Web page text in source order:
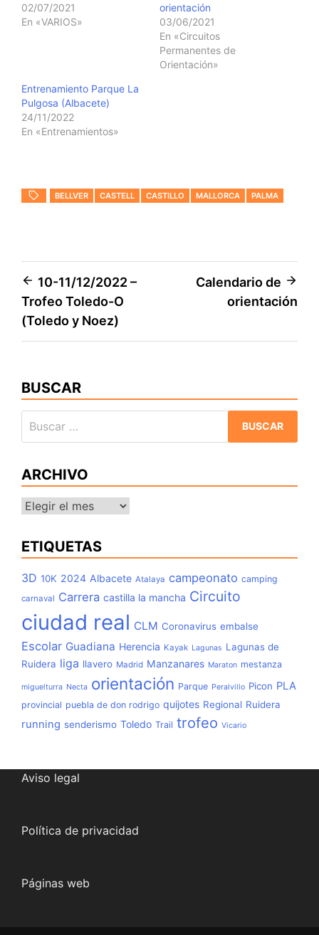
02/07/2021
En «VARIOS»
orientación
03/06/2021
En «Circuitos
Permanentes de
Orientación»
Entrenamiento Parque La
Pulgosa (Albacete)
24/11/2022
En «Entrenamientos»
BELLVER CASTELL CASTILLO MALLORCA PALMA
Navegación
de
entradas
10-11/12/2022 –
Trofeo Toledo-O
(Toledo y Noez)
Calendario de
orientación
BUSCAR
ARCHIVO
Archivo
ETIQUETAS
3D 10K 2024 Albacete Atalaya campeonato camping
carnaval Carrera castilla la mancha Circuito
ciudad real CLM Coronavirus embalse
Escolar Guadiana Herencia Kayak Lagunas Lagunas de
Ruidera liga llavero Madrid Manzanares Maraton mestanza
miguelturra Necta orientación Parque Peralvillo Picon PLA
provincial puebla de don rodrigo quijotes Regional Ruidera
running senderismo Toledo Trail trofeo Vicario
Aviso legal
Política de privacidad
Páginas web